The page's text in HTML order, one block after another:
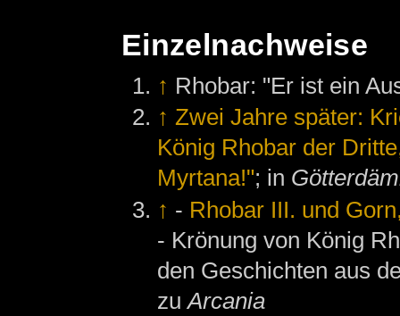
Einzelnachweise
↑ Rhobar: "Er ist ein
↑ Zwei Jahre später:
König Rhobar der
Myrtana!"; in
↑ - Rhobar III. und
- Krönung von König
den Geschichten aus
zuArcania